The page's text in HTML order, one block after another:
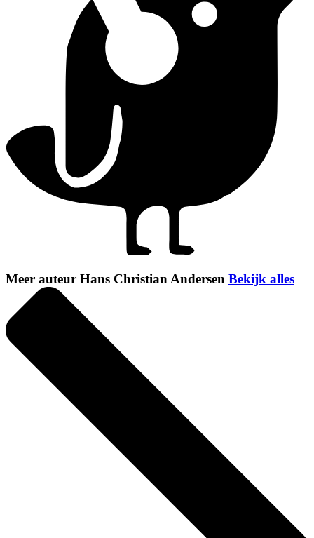
Meer auteur Hans Christian Andersen Bekijk alles